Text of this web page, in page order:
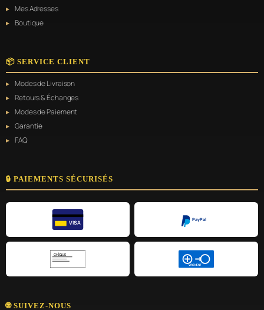
Mes Adresses
Boutique
📦 SERVICE CLIENT
Modes de Livraison
Retours & Échanges
Modes de Paiement
Garantie
FAQ
🔒 PAIEMENTS SÉCURISÉS
VISA
PayPal
CHÈQUE
VIREMENT
🌐 SUIVEZ-NOUS